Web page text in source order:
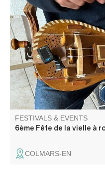
Un beau week-end de
les traditions de Colmars-
FESTIVALS & EVENTS
6ème Fête de la vielle à
COLMARS-EN